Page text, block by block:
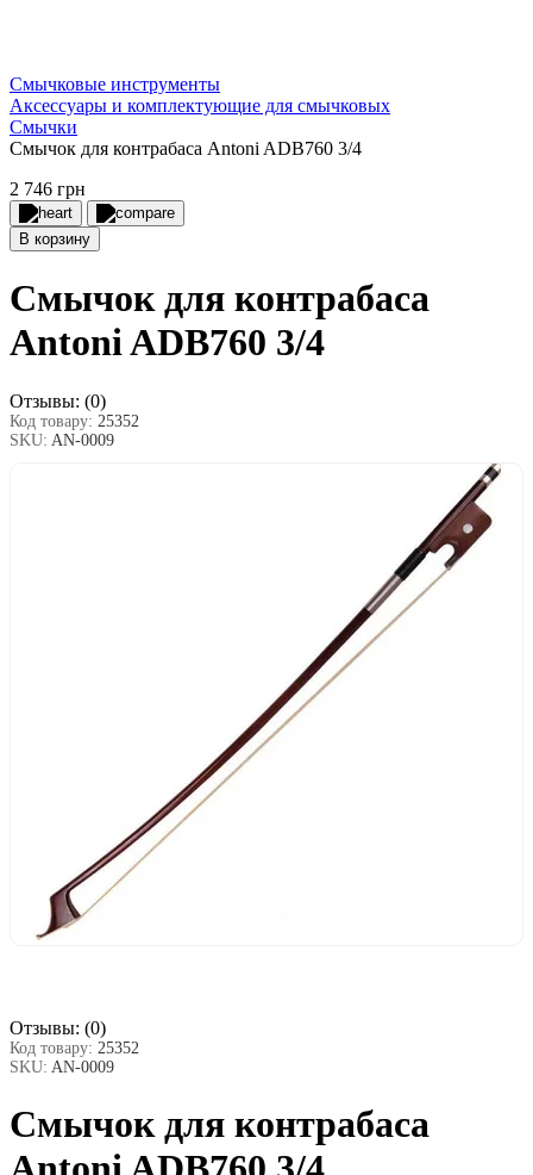
Смычковые инструменты
Аксессуары и комплектующие для смычковых
Смычки
Смычок для контрабаса Antoni ADB760 3/4
2 746 грн
В корзину
Смычок для контрабаса
Antoni ADB760 3/4
Отзывы: (0)
Код товару: 25352
SKU: AN-0009
Отзывы: (0)
Код товару: 25352
SKU: AN-0009
Смычок для контрабаса